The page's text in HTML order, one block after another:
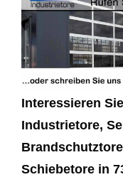
Interessieren
Industrietore,
Schiebetore in